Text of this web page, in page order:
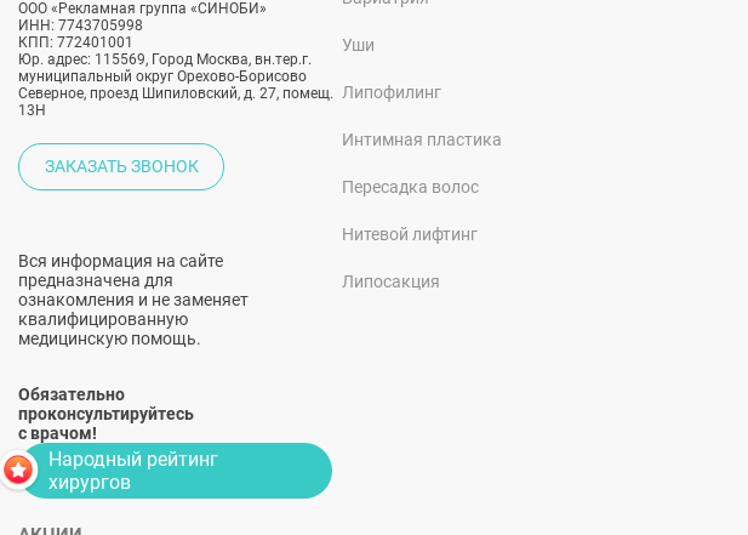
ООО «Рекламная группа «СИНОБИ»
ИНН: 7743705998
КПП: 772401001
Юр. адрес: 115569, Город Москва, вн.тер.г.
муниципальный округ Орехово-Борисово
Северное, проезд Шипиловский, д. 27, помещ.
13Н
ЗАКАЗАТЬ ЗВОНОК
Вся информация на сайте
предназначена для
ознакомления и не заменяет
квалифицированную
медицинскую помощь.
Обязательно
проконсультируйтесь
с врачом!
Уши
Липофилинг
Интимная пластика
Пересадка волос
Нитевой лифтинг
Липосакция
Народный рейтинг
хирургов